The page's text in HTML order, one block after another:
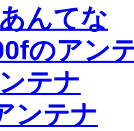
んてな
のアン
テナ
ンテナ